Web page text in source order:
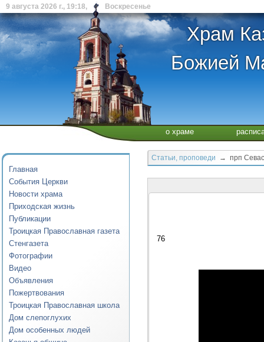
9 августа 2026 г., 19:18, Воскресенье
Храм
Божией
о храме
Главная
События Церкви
Новости храма
Приходская жизнь
Публикации
Троицкая Православная газета
Стенгазета
Фотографии
Видео
Объявления
Пожертвования
Троицкая Православная школа
Дом слепоглухих
Дом особенных людей
Статьи, проповеди → прп
76